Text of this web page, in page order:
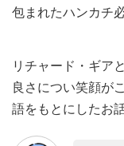
包まれたハンカチ
リチャード・ギア
良さについ笑顔が
語をもとにしたお話